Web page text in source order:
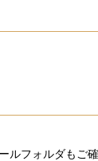
フォルダもご確